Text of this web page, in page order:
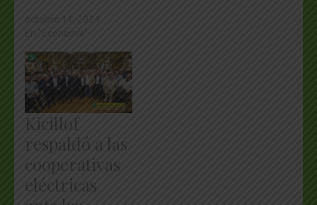
Kicillof
respaldó a las
cooperativas
eléctricas